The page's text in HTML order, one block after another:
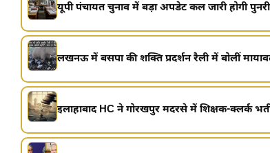
यूपी पंचायत चुनाव में बड़ा अपडेट कल जारी होगी
लखनऊ में बसपा की शक्ति प्रदर्शन रैली में बोलीं
इलाहाबाद HC ने गोरखपुर मदरसे में शिक्षक-क्लर्क भर्ती